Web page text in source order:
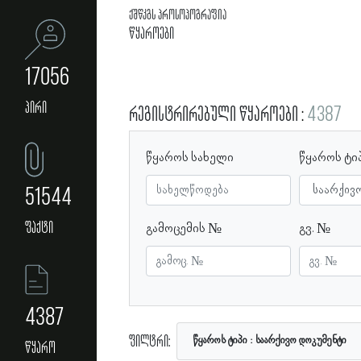
17056
პირი
51544
ფაქტი
4387
წყარო
ქშწკგს პროსოპოგრაფია
წყაროები
რეგისტრირებული წყაროები 4387
წყაროს სახელი წყაროს
გამოცემის № გვ. №
ფილტრი: წყაროს ტიპი საარქივო დოკუმენტი